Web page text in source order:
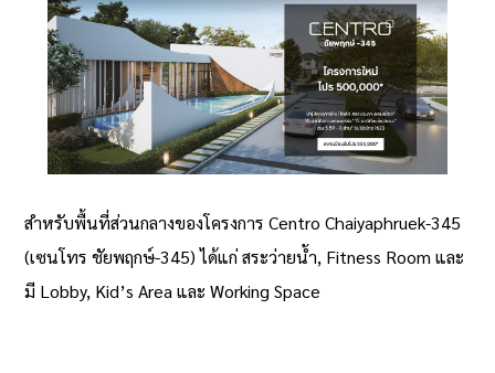
สำหรับพื้นที่ส่วนกลางของโครงการ Centro Chaiyaphruek-345
(เซนโทร ชัยพฤกษ์-345) ได้แก่ สระว่ายน้ำ, Fitness Room และ
มี Lobby, Kid’s Area และ Working Space